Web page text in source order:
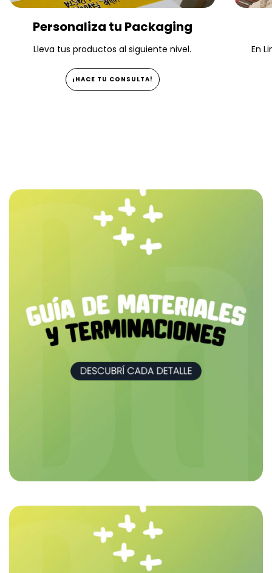
Personaliza tu Packaging
Lleva tus productos al siguiente nivel.
¡HACE TU CONSULTA!
En